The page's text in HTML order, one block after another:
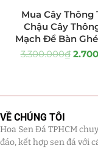
Chậu Sen Đá Mini
Hồ Điệp và Hoa Sen đá
Tiểu Cảnh Lan Sen
Mua Cây Thông
Chậu Cây
Mạch Để Bàn
3.300.000₫
VỀ CHÚNG TÔI
Hoa Sen Đá TPHCM
đáo, kết hợp sen đá với